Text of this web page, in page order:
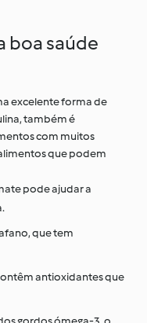
boa saúde
excelente forma de
também é
com muitos
que podem
pode ajudar a
que tem
antioxidantes que